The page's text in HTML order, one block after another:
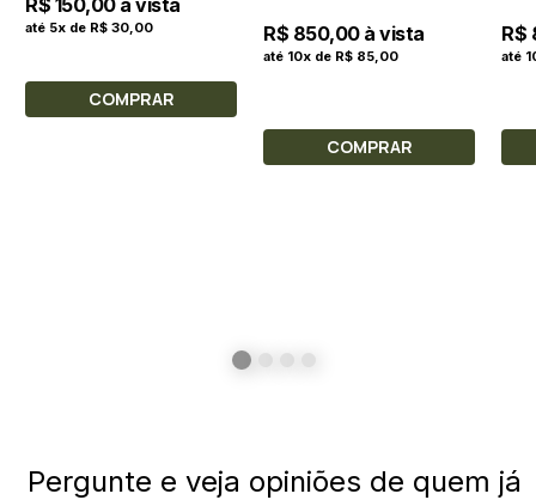
até 5x de R$ 30,00
COMPRAR
R$ 850,00 à vista
até 10x de R$ 85,00
COMPRAR
R$
até
Pergunte e veja opiniões de quem já